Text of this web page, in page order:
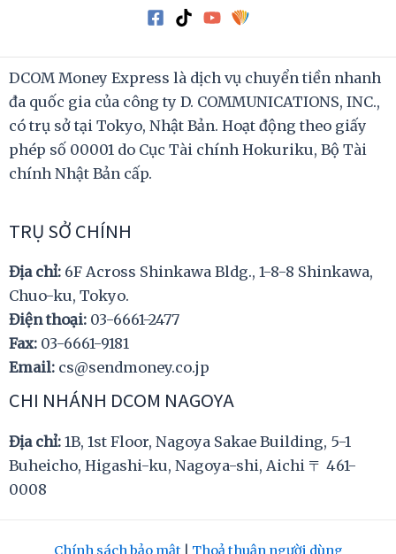
DCOM Money Express là dịch vụ chuyển tiền nhanh
đa quốc gia của công ty D. COMMUNICATIONS, INC.,
có trụ sở tại Tokyo, Nhật Bản. Hoạt động theo giấy
phép số 00001 do Cục Tài chính Hokuriku, Bộ Tài
chính Nhật Bản cấp.
TRỤ SỞ CHÍNH
Địa chỉ: 6F Across Shinkawa Bldg., 1-8-8 Shinkawa,
Chuo-ku, Tokyo.
Điện thoại: 03-6661-2477
Fax: 03-6661-9181
Email: cs@sendmoney.co.jp
CHI NHÁNH DCOM NAGOYA
Địa chỉ: 1B, 1st Floor, Nagoya Sakae Building, 5-1
Buheicho, Higashi-ku, Nagoya-shi, Aichi 〒 461-
0008
Chính sách bảo mật| Thoả thuận người dùng